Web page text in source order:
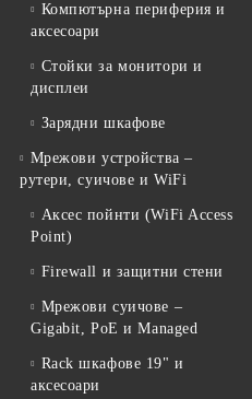
Компютърна периферия и
аксесоари
Стойки за монитори и
дисплеи
Зарядни шкафове
Мрежови устройства –
рутери, суичове и WiFi
Аксес пойнти (WiFi Access
Point)
Firewall и защитни стени
Мрежови суичове –
Gigabit, PoE и Managed
Rack шкафове 19" и
аксесоари